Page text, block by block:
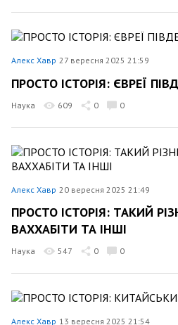
Алекс Хавр 27 вересня 2025 21:59
ПРОСТО ІСТОРІЯ: ЄВРЕЇ
Наука 609 0 0
Алекс Хавр 20 вересня 2025 21:49
ПРОСТО ІСТОРІЯ: ТАКИЙ
ВАХХАБІТИ ТА ІНШІ
Наука 547 0 0
Алекс Хавр 13 вересня 2025 21:54